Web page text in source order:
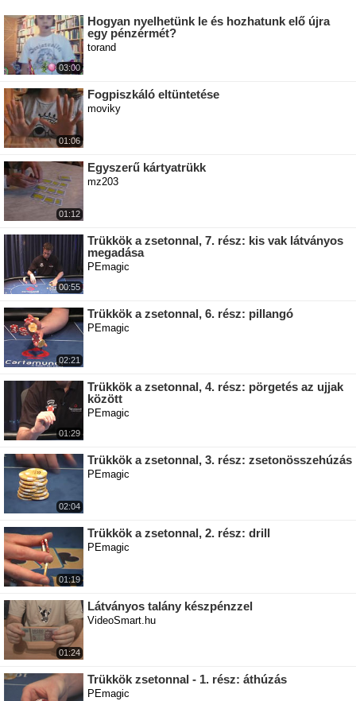
03:00
Hogyan nyelhetünk le és hozhatunk elő újra
egy pénzérmét?
torand
01:06
Fogpiszkáló eltüntetése
moviky
01:12
Egyszerű kártyatrükk
mz203
00:55
Trükkök a zsetonnal, 7. rész: kis vak látványos
megadása
PEmagic
02:21
Trükkök a zsetonnal, 6. rész: pillangó
PEmagic
01:29
Trükkök a zsetonnal, 4. rész: pörgetés az ujjak
között
PEmagic
02:04
Trükkök a zsetonnal, 3. rész: zsetonösszehúzás
PEmagic
01:19
Trükkök a zsetonnal, 2. rész: drill
PEmagic
01:24
Látványos talány készpénzzel
VideoSmart.hu
Trükkök zsetonnal - 1. rész: áthúzás
PEmagic